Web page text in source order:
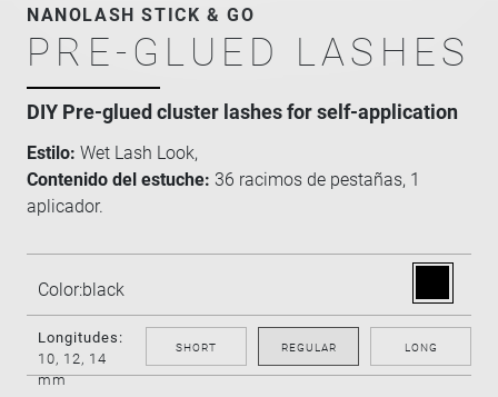
NANOLASH STICK & GO
PRE-GLUED LASHES
DIY Pre-glued cluster lashes for self-application
Estilo: Wet Lash Look,
Contenido del estuche: 36 racimos de pestañas, 1
aplicador.
Color:black
Longitudes:
10, 12, 14
mm
SHORT REGULAR LONG